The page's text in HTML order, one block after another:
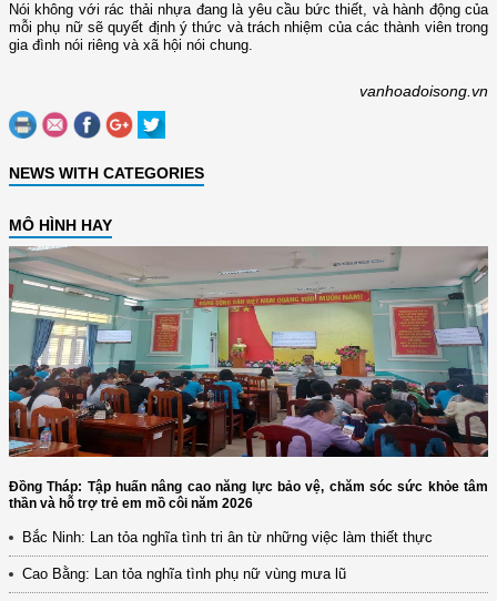
Nói không với rác thải nhựa đang là yêu cầu bức thiết, và hành động của
mỗi phụ nữ sẽ quyết định ý thức và trách nhiệm của các thành viên trong
gia đình nói riêng và xã hội nói chung.
vanhoadoisong.vn
NEWS WITH CATEGORIES
MÔ HÌNH HAY
Đồng Tháp: Tập huấn nâng cao năng lực bảo vệ, chăm sóc sức khỏe tâm
thần và hỗ trợ trẻ em mồ côi năm 2026
Bắc Ninh: Lan tỏa nghĩa tình tri ân từ những việc làm thiết thực
Cao Bằng: Lan tỏa nghĩa tình phụ nữ vùng mưa lũ